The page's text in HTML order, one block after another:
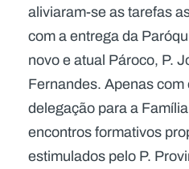
aliviaram-se as tarefas
com a entrega da
novo e atual Pároco, P.
Fernandes. Apenas com
delegação para a
encontros formativos
estimulados pelo P.